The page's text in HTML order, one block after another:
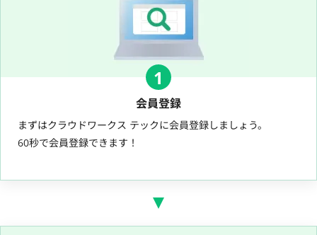
1
会員登録
まずはクラウドワークス テックに会員登録しましょう。
60秒で会員登録できます！